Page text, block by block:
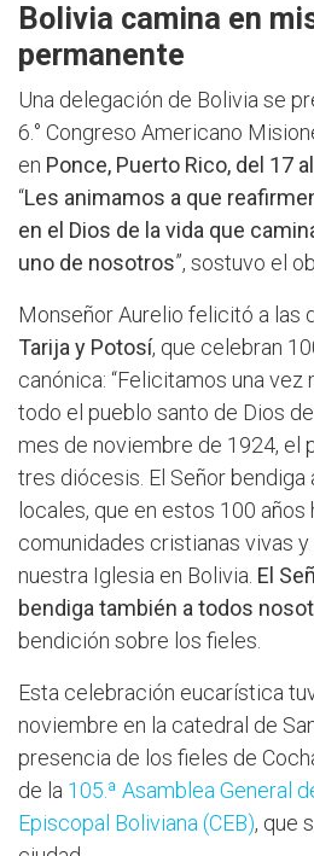
Bolivia camina en
permanente
Una delegación de Bolivia se
6.° Congreso Americano
en Ponce, Puerto Rico, del 17
“Les animamos a que
en el Dios de la vida que
uno de nosotros”, sostuvo el
Monseñor Aurelio felicitó a las
Tarija y Potosí, que celebran
canónica: “Felicitamos una vez
todo el pueblo santo de Dios
mes de noviembre de 1924, el
tres diócesis. El Señor
locales, que en estos 100 años
comunidades cristianas vivas
nuestra Iglesia en Bolivia. El
bendiga también a todos
bendición sobre los fieles.
Esta celebración eucarística
noviembre en la catedral de
presencia de los fieles de
de la 105.ª Asamblea General
Episcopal Boliviana (CEB), que